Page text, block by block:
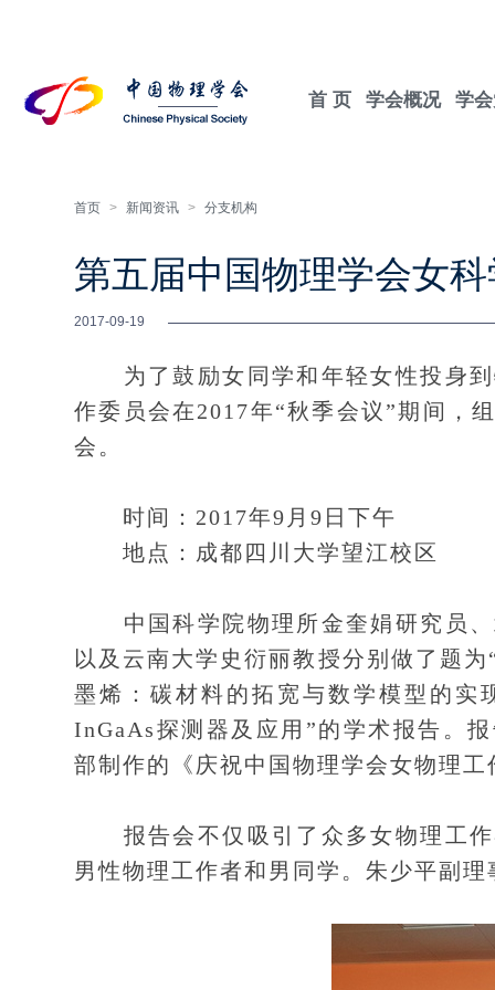
首 页 学会概况 学
首页 > 新闻资讯 > 分支机构
第五届中国物理学会女
2017-09-19
为了鼓励女同学和年轻女性投身到
作委员会在2017年“秋季会议”期间，
会。
时间：2017年9月9日下午
地点：成都四川大学望江校区
中国科学院物理所金奎娟研究员、
以及云南大学史衍丽教授分别做了题
墨烯：碳材料的拓宽与数学模型的实
InGaAs探测器及应用”的学术报告。
部制作的《庆祝中国物理学会女物理
报告会不仅吸引了众多女物理工作
男性物理工作者和男同学。朱少平副